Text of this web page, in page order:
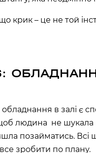
крик – це не той
в залі є
людина не шукала
позайматись. Всі
зробити по плану.